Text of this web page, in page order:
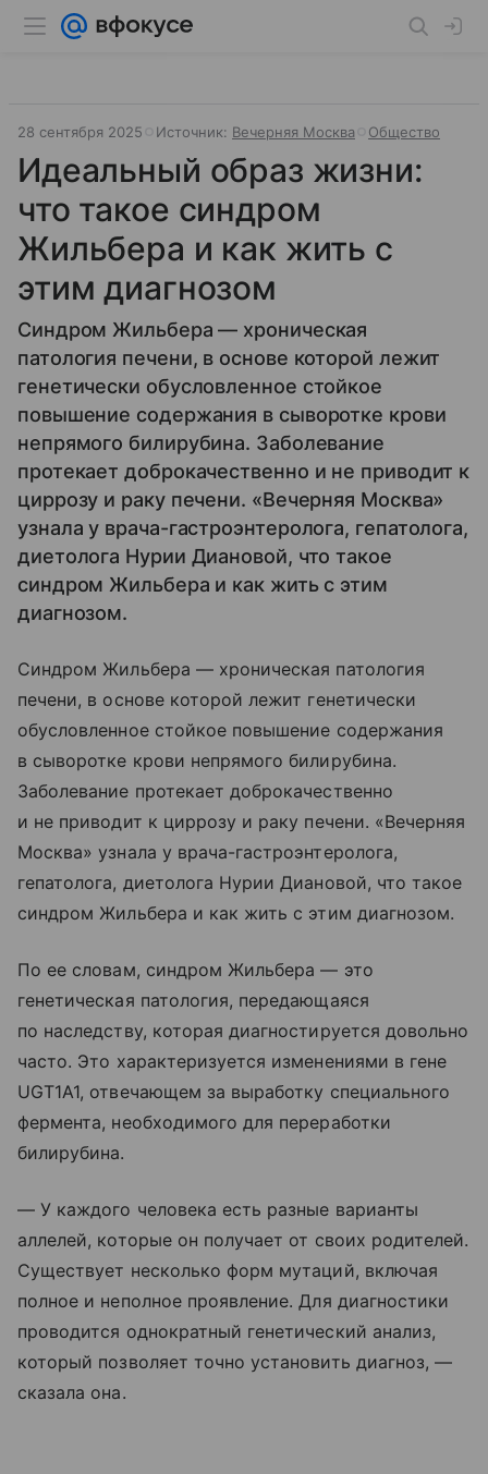
28 сентября 2025 Источник: Вечерняя Москва Общество
Идеальный образ жизни:
что такое синдром
Жильбера и как жить с
этим диагнозом
Синдром Жильбера — хроническая
патология печени, в основе которой лежит
генетически обусловленное стойкое
повышение содержания в сыворотке крови
непрямого билирубина. Заболевание
протекает доброкачественно и не приводит к
циррозу и раку печени. «Вечерняя Москва»
узнала у врача-гастроэнтеролога, гепатолога,
диетолога Нурии Диановой, что такое
синдром Жильбера и как жить с этим
диагнозом.
Синдром Жильбера — хроническая патология
печени, в основе которой лежит генетически
обусловленное стойкое повышение содержания
в сыворотке крови непрямого билирубина.
Заболевание протекает доброкачественно
и не приводит к циррозу и раку печени. «Вечерняя
Москва» узнала у врача-гастроэнтеролога,
гепатолога, диетолога Нурии Диановой, что такое
синдром Жильбера и как жить с этим диагнозом.
По ее словам, синдром Жильбера — это
генетическая патология, передающаяся
по наследству, которая диагностируется довольно
часто. Это характеризуется изменениями в гене
UGT1A1, отвечающем за выработку специального
фермента, необходимого для переработки
билирубина.
— У каждого человека есть разные варианты
аллелей, которые он получает от своих родителей.
Существует несколько форм мутаций, включая
полное и неполное проявление. Для диагностики
проводится однократный генетический анализ,
который позволяет точно установить диагноз, —
сказала она.